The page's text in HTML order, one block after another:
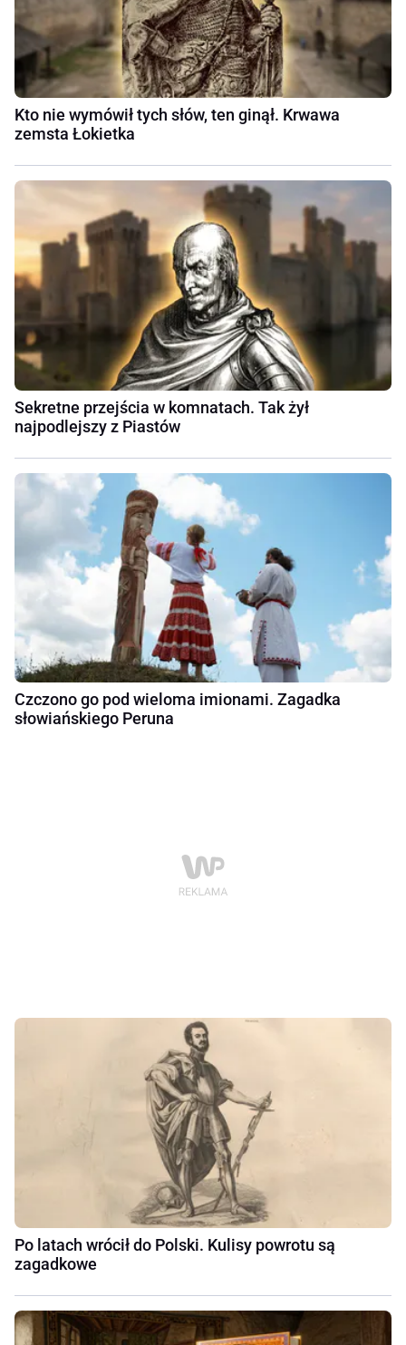
Kto nie wymówił tych słów, ten ginął. Krwawa
zemsta Łokietka
Sekretne przejścia w komnatach. Tak żył
najpodlejszy z Piastów
Czczono go pod wieloma imionami. Zagadka
słowiańskiego Peruna
Po latach wrócił do Polski. Kulisy powrotu są
zagadkowe